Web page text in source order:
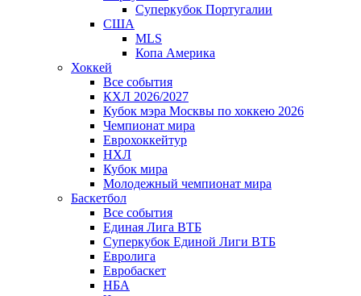
Суперкубок Португалии
США
MLS
Копа Америка
Хоккей
Все события
КХЛ 2026/2027
Кубок мэра Москвы по хоккею 2026
Чемпионат мира
Еврохоккейтур
НХЛ
Кубок мира
Молодежный чемпионат мира
Баскетбол
Все события
Единая Лига ВТБ
Суперкубок Единой Лиги ВТБ
Евролига
Евробаскет
НБА